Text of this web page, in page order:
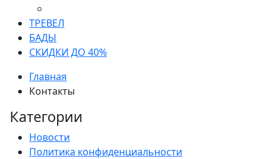
ТРЕВЕЛ
БАДЫ
СКИДКИ ДО 40%
Главная
Контакты
Категории
Новости
Политика конфиденциальности